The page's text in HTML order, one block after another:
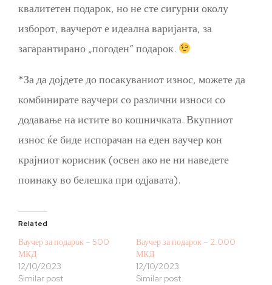
квалитетен подарок, но не сте сигурни околу
изборот, ваучерот е идеална варијанта, за
загарантирано „погоден“ подарок.
*За да дојдете до посакуваниот износ, можете да
комбинирате ваучери со различни износи со
додавање на истите во кошничката. Вкупниот
износ ќе биде испорачан на еден ваучер кон
крајниот корисник (освен ако не ни наведете
поинаку во белешка при одјавата).
Related
Ваучер за подарок – 500
МКД
12/10/2023
Similar post
Ваучер за подарок – 2.000
МКД
12/10/2023
Similar post